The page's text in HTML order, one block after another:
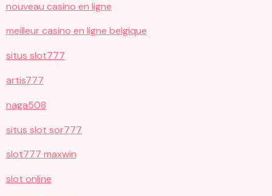
nouveau casino en ligne
meilleur casino en ligne belgique
situs slot777
artis777
naga508
situs slot sor777
slot777 maxwin
slot online